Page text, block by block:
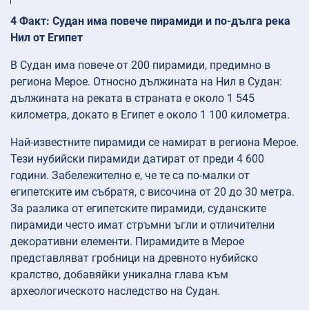
4 Факт: Судан има повече пирамиди и по-дълга река
Нил от Египет
В Судан има повече от 200 пирамиди, предимно в
региона Мерое. Относно дължината на Нил в Судан:
дължината на реката в страната е около 1 545
километра, докато в Египет е около 1 100 километра.
Най-известните пирамиди се намират в региона Мерое.
Тези нубийски пирамиди датират от преди 4 600
години. Забележително е, че те са по-малки от
египетските им събратя, с височина от 20 до 30 метра.
За разлика от египетските пирамиди, суданските
пирамиди често имат стръмни ъгли и отличителни
декоративни елементи. Пирамидите в Мерое
представляват гробници на древното нубийско
кралство, добавяйки уникална глава към
археологическото наследство на Судан.